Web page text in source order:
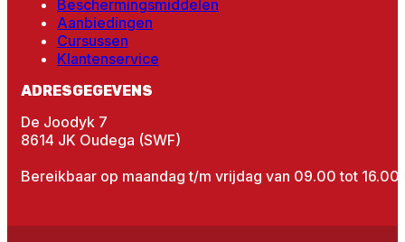
Beschermingsmiddelen
Aanbiedingen
Cursussen
Klantenservice
ADRESGEGEVENS
De Joodyk 7
8614 JK Oudega (SWF)
Bereikbaar op maandag t/m vrijdag van 09.00 tot 16.00